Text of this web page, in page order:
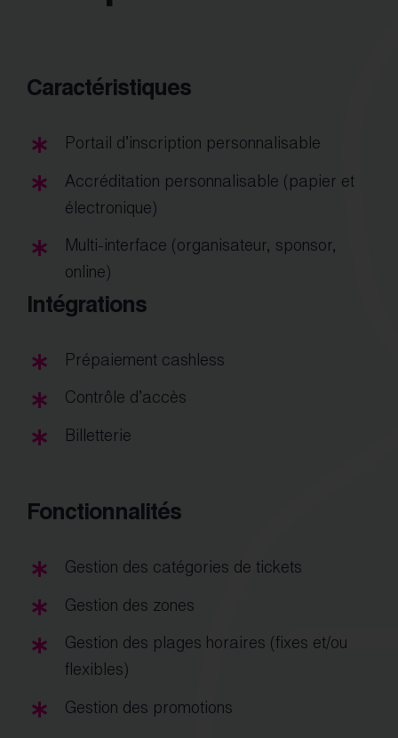
Caractéristiques
Portail d’inscription personnalisable
Accréditation personnalisable (papier et
électronique)
Multi-interface (organisateur, sponsor,
online)
Intégrations
Prépaiement cashless
Contrôle d’accès
Billetterie
Fonctionnalités
Gestion des catégories de tickets
Gestion des zones
Gestion des plages horaires (fixes et/ou
flexibles)
Gestion des promotions